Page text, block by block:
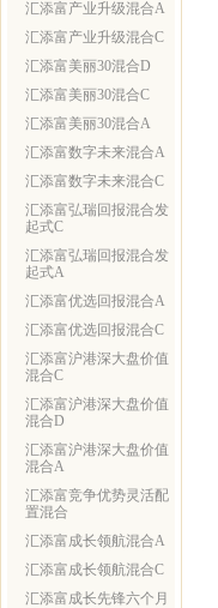
汇添富产业升级混合A
汇添富产业升级混合C
汇添富美丽30混合D
汇添富美丽30混合C
汇添富美丽30混合A
汇添富数字未来混合A
汇添富数字未来混合C
汇添富弘瑞回报混合发
起式C
汇添富弘瑞回报混合发
起式A
汇添富优选回报混合A
汇添富优选回报混合C
汇添富沪港深大盘价值
混合C
汇添富沪港深大盘价值
混合D
汇添富沪港深大盘价值
混合A
汇添富竞争优势灵活配
置混合
汇添富成长领航混合A
汇添富成长领航混合C
汇添富成长先锋六个月